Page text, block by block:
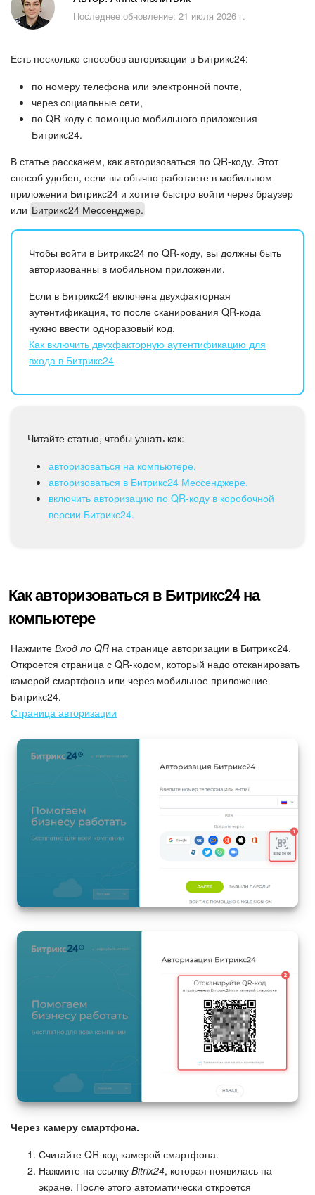
Безопасность в Битрикс24
AI в Битрикс24
Вайбкод
Лента Новостей
Задачи
Проекты AI
Календарь
Диск
Складской учет
Почта
Онлайн-запись
КЭДО
Подпись
Маркетинг
Аналитика
Автоматизация
Интеграция 1С и Битрикс24
Сотрудники
Бизнес-процессы
Контакт-центр
Настройки
Виджет сотрудника
Телефония
Приложение Битрикс24
Последнее обновление: 21 июля 2026 г.
Есть несколько способов авторизации в Битрикс24:
по номеру телефона или электронной почте,
через социальные сети,
по QR-коду с помощью мобильного приложения
Битрикс24.
В статье расскажем, как авторизоваться по QR-коду. Этот
способ удобен, если вы обычно работаете в мобильном
приложении Битрикс24 и хотите быстро войти через браузер
или Битрикс24 Мессенджер.
Чтобы войти в Битрикс24 по QR-коду, вы должны быть
авторизованны в мобильном приложении.
Если в Битрикс24 включена двухфакторная
аутентификация, то после сканирования QR-кода
нужно ввести одноразовый код.
Как включить двухфакторную аутентификацию для
входа в Битрикс24
Читайте статью, чтобы узнать как:
авторизоваться на компьютере,
авторизоваться в Битрикс24 Мессенджере,
включить авторизацию по QR-коду в коробочной
версии Битрикс24.
Как авторизоваться в Битрикс24 на
компьютере
Нажмите Вход по QR на странице авторизации в Битрикс24.
Откроется страница с QR-кодом, который надо отсканировать
камерой смартфона или через мобильное приложение
Битрикс24.
Страница авторизации
Через камеру смартфона.
Считайте QR-код камерой смартфона.
Нажмите на ссылку Bitrix24, которая появилась на
экране. После этого автоматически откроется